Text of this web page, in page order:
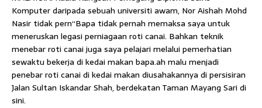
Komputer daripada sebuah universiti awam, Nor Aishah Mohd
Nasir tidak pern“Bapa tidak pernah memaksa saya untuk
meneruskan legasi perniagaan roti canai. Bahkan teknik
menebar roti canai juga saya pelajari melalui pemerhatian
sewaktu bekerja di kedai makan bapa.ah malu menjadi
penebar roti canai di kedai makan diusahakannya di persisiran
Jalan Sultan Iskandar Shah, berdekatan Taman Mayang Sari di
sini.